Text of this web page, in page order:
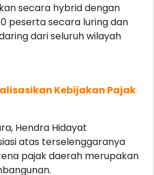
secara hybrid dengan
peserta secara luring dan
dari seluruh wilayah
Kebijakan Pajak
Hendra Hidayat
atas terselenggaranya
pajak daerah merupakan